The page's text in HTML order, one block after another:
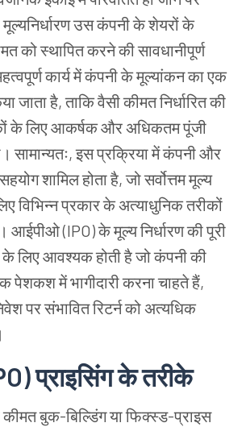
मूल्यनिर्धारणउसकंपनीकेशेयरोंके
कोस्थापितकरनेकीसावधानीपूर्ण
कार्यमेंकंपनीकेमूल्यांकनकाएक
जाताहै,ताकिवैसीकीमतनिर्धारितकी
केलिएआकर्षकऔरअधिकतमपूंजी
सामान्यतः,इसप्रक्रियामेंकंपनीऔर
सहयोगशामिलहोताहै,जोसर्वोत्तममूल्य
विभिन्नप्रकारकेअत्याधुनिकतरीकों
आईपीओ(IPO)केमूल्यनिर्धारणकीपूरी
केलिएआवश्यकहोतीहैजोकंपनीकी
पेशकशमेंभागीदारीकरनाचाहतेहैं,
परसंभावितरिटर्नकोअत्यधिक
प्राइसिंगकेतरीके
कीमतबुक-बिल्डिंगयाफिक्स्ड-प्राइस